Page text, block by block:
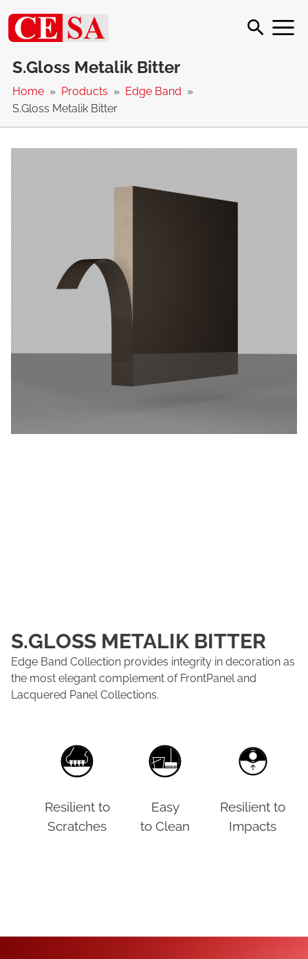
S.Gloss Metalik Bitter
Home Products
Edge Band
S.Gloss Metalik Bitter
S.GLOSS METALIK BITTER
Edge Band Collection provides integrity in decoration as
the most elegant complement of FrontPanel and
Lacquered Panel Collections.
Resilient to
Scratches
Easy
to Clean
Resilient to
Impacts